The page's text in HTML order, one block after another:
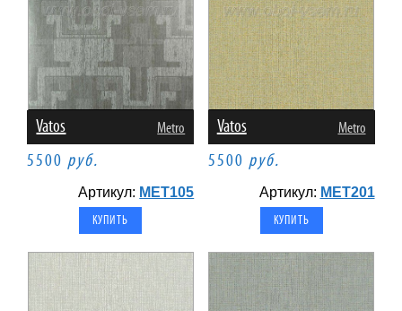
Vatos Metro
5500 руб.
Артикул: MET105
Vatos Metro
5500 руб.
Артикул: MET201